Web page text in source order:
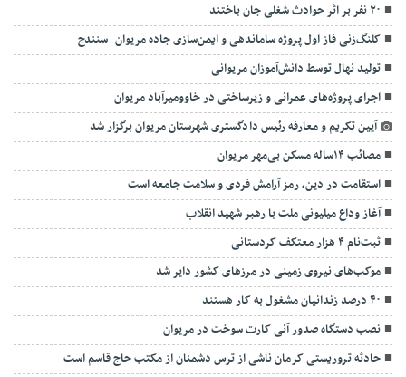
۲۰ نفر بر اثر حوادث شغلی جان باختند
کلنگ‌زنی فاز اول پروژه ساماندهی و ایمن‌سازی جاده مریوان_سنندج
تولید نهال توسط دانش‌آموزان مریوانی
اجرای پروژه‌های عمرانی و زیرساختی در خاوومیرآباد مریوان
آیین تکریم و معارفه رئیس دادگستری شهرستان مریوان برگزار شد
مصائب ۱۴ساله مسکن بی‌مهر مریوان
استقامت در دین، رمز آرامش فردی و سلامت جامعه است
آغاز وداع میلیونی ملت با رهبر شهید انقلاب
ثبت‌نام ۴ هزار معتکف کردستانی
موکب‌های نیروی زمینی در مرزهای کشور دایر شد
۴۰ درصد زندانیان مشغول به کار هستند
نصب دستگاه صدور آنی کارت سوخت در مریوان
حادثه تروریستی کرمان ناشی از ترس دشمنان از مکتب حاج قاسم است